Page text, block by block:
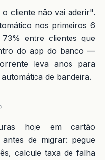
cliente não vai aderir".
nos primeiros 6
entre clientes que
do app do banco —
leva anos para
de bandeira.
hoje em cartão
de migrar: pegue
calcule taxa de falha